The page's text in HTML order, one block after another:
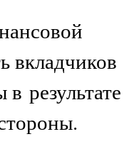
вкладчиков
результате